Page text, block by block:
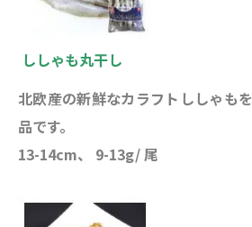
ししゃも丸干し
北欧産の新鮮なカラフトししゃも
品です。
13-14cm、 9-13g/ 尾